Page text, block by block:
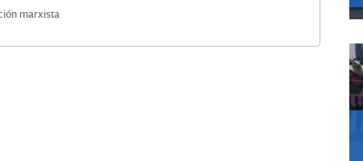
marxista